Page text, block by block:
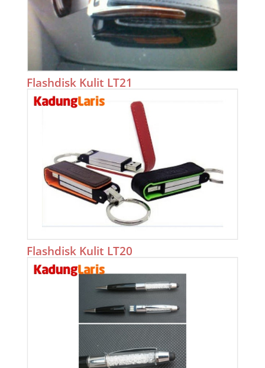
Flashdisk Kulit LT21
Flashdisk Kulit LT20